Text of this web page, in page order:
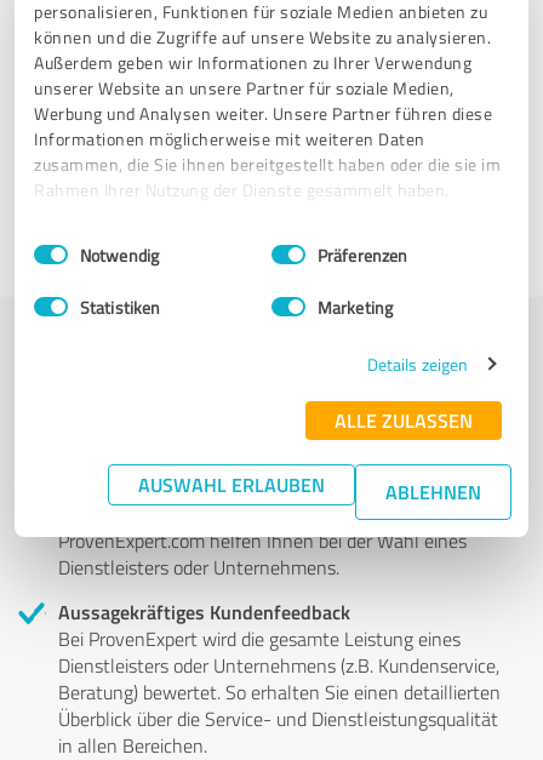
personalisieren, Funktionen für soziale Medien anbieten zu
können und die Zugriffe auf unsere Website zu analysieren.
Außerdem geben wir Informationen zu Ihrer Verwendung
unserer Website an unsere Partner für soziale Medien,
Werbung und Analysen weiter. Unsere Partner führen diese
Informationen möglicherweise mit weiteren Daten
zusammen, die Sie ihnen bereitgestellt haben oder die sie im
Rahmen Ihrer Nutzung der Dienste gesammelt haben.
Impressum Datenschutzbestimmungen
Einwilligungsauswahl
Notwendig Präferenzen
Statistiken Marketing
Details zeigen
ALLE ZULASSEN
AUSWAHL ERLAUBEN ABLEHNEN
Anbietern aus dem Bereich Hotels
& Unterkünfte
Landhaus Kirchgasser
245 Bewertungen
Mehr Transparenz und Sicherheit bei der
Authentische Kundenmeinungen
Profitieren Sie von Erfahrungen anderer Kunden: Die
authentifizierten Kundenbewertungen auf
ProvenExpert.com helfen Ihnen bei der Wahl eines
Dienstleisters oder Unternehmens.
Aussagekräftiges Kundenfeedback
Bei ProvenExpert wird die gesamte Leistung eines
Dienstleisters oder Unternehmens (z.B. Kundenservice,
Beratung) bewertet. So erhalten Sie einen detaillierten
Überblick über die Service- und Dienstleistungsqualität
in allen Bereichen.